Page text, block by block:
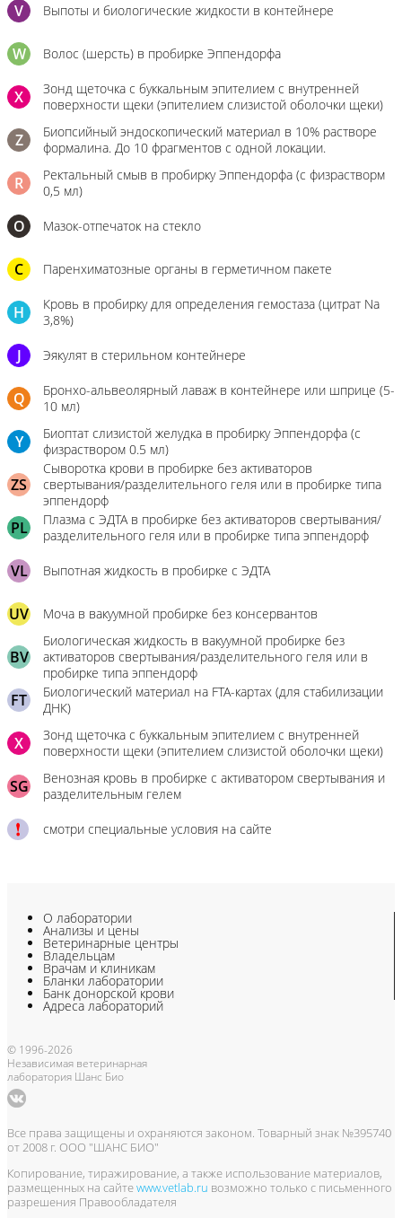
V Выпоты и биологические жидкости в контейнере
W Волос (шерсть) в пробирке Эппендорфа
X
Зонд щеточка с буккальным эпителием с внутренней
поверхности щеки (эпителием слизистой оболочки щеки)
Z
Биопсийный эндоскопический материал в 10% растворе
формалина. До 10 фрагментов с одной локации.
R
Ректальный смыв в пробирку Эппендорфа (с физрастворм
0,5 мл)
О Мазок-отпечаток на стекло
C Паренхиматозные органы в герметичном пакете
H
Кровь в пробирку для определения гемостаза (цитрат Na
3,8%)
J Эякулят в стерильном контейнере
Q
Бронхо-альвеолярный лаваж в контейнере или шприце (5-
10 мл)
Y
Биоптат слизистой желудка в пробирку Эппендорфа (с
физраствором 0.5 мл)
ZS
Сыворотка крови в пробирке без активаторов
свертывания/разделительного геля или в пробирке типа
эппендорф
PL
Плазма с ЭДТА в пробирке без активаторов свертывания/
разделительного геля или в пробирке типа эппендорф
VL Выпотная жидкость в пробирке с ЭДТА
UV Моча в вакуумной пробирке без консервантов
BV
Биологическая жидкость в вакуумной пробирке без
активаторов свертывания/разделительного геля или в
пробирке типа эппендорф
FT
Биологический материал на FTA-картах (для стабилизации
ДНК)
X
Зонд щеточка с буккальным эпителием с внутренней
поверхности щеки (эпителием слизистой оболочки щеки)
SG
Венозная кровь в пробирке с активатором свертывания и
разделительным гелем
смотри специальные условия на сайте
О лаборатории
Анализы и цены
Ветеринарные центры
Владельцам
Врачам и клиникам
Бланки лаборатории
Банк донорской крови
Адреса лабораторий
© 1996-2026
Независимая ветеринарная
лаборатория Шанс Био
Все права защищены и охраняются законом. Товарный знак №395740
от 2008 г. ООО "ШАНС БИО"
Копирование, тиражирование, а также использование материалов,
размещенных на сайтеwww.vetlab.ru возможно только с письменного
разрешения Правообладателя